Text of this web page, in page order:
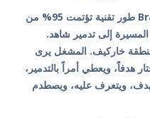
فيدوروف: "مشارك في منصة Brave1 طور تقنية تؤتمت 95% من
إلى تدمير شاهد.
منطقة خاركيف. المشغل يرى
هدفاً، ويعطي أمراً بالتدمير،
ويتعرف عليه، ويصطدم